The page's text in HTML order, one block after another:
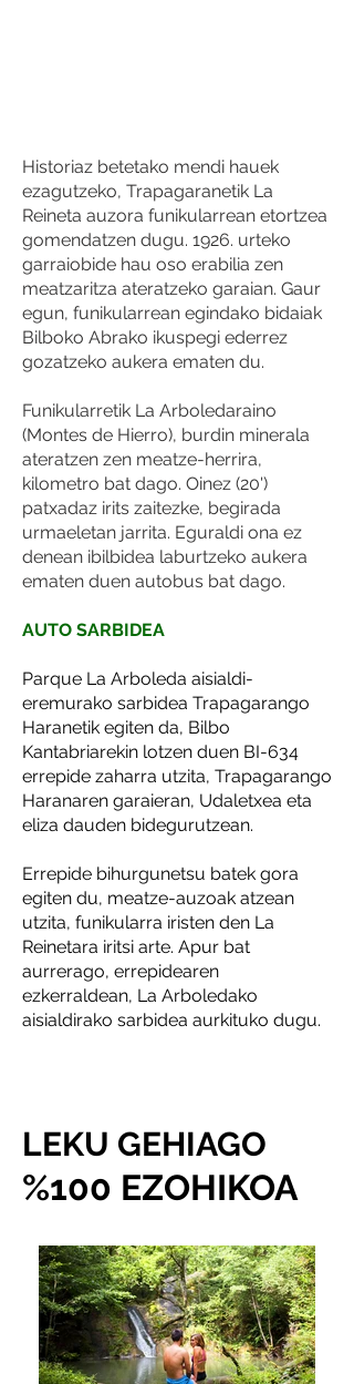
Historiaz betetako mendi hauek
ezagutzeko, Trapagaranetik La
Reineta auzora funikularrean etortzea
gomendatzen dugu. 1926. urteko
garraiobide hau oso erabilia zen
meatzaritza ateratzeko garaian. Gaur
egun, funikularrean egindako bidaiak
Bilboko Abrako ikuspegi ederrez
gozatzeko aukera ematen du.
Funikularretik La Arboledaraino
(Montes de Hierro), burdin minerala
ateratzen zen meatze-herrira,
kilometro bat dago. Oinez (20')
patxadaz irits zaitezke, begirada
urmaeletan jarrita. Eguraldi ona ez
denean ibilbidea laburtzeko aukera
ematen duen autobus bat dago.
AUTO SARBIDEA
Parque La Arboleda aisialdi-
eremurako sarbidea Trapagarango
Haranetik egiten da, Bilbo
Kantabriarekin lotzen duen BI-634
errepide zaharra utzita, Trapagarango
Haranaren garaieran, Udaletxea eta
eliza dauden bidegurutzean.
Errepide bihurgunetsu batek gora
egiten du, meatze-auzoak atzean
utzita, funikularra iristen den La
Reinetara iritsi arte. Apur bat
aurrerago, errepidearen
ezkerraldean, La Arboledako
aisialdirako sarbidea aurkituko dugu.
LEKU GEHIAGO
%100 EZOHIKOA